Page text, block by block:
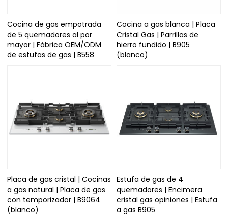
Cocina de gas empotrada
de 5 quemadores al por
mayor | Fábrica OEM/ODM
de estufas de gas | B558
Cocina a gas blanca | Placa
Cristal Gas | Parrillas de
hierro fundido | B905
(blanco)
Placa de gas cristal | Cocinas
a gas natural | Placa de gas
con temporizador | B9064
(blanco)
Estufa de gas de 4
quemadores | Encimera
cristal gas opiniones | Estufa
a gas B905